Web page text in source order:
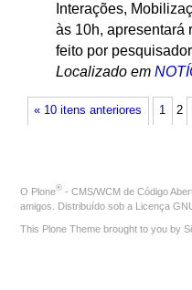
Interações,
às 10h, apresentará
feito por
Localizado em
« 10 itens anteriores 1 2
O Plone® - CMS/WCM de Código
amigos. Distribuído sob a Licença
This Plone Theme brought to you by